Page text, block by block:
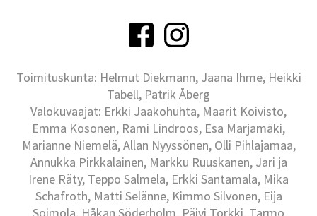
Toimituskunta: Helmut Diekmann, Jaana Ihme, Heikki
Tabell, Patrik Åberg
Valokuvaajat: Erkki Jaakohuhta, Maarit Koivisto,
Emma Kosonen, Rami Lindroos, Esa Marjamäki,
Marianne Niemelä, Allan Nyyssönen, Olli Pihlajamaa,
Annukka Pirkkalainen, Markku Ruuskanen, Jari ja
Irene Räty, Teppo Salmela, Erkki Santamala, Mika
Schafroth, Matti Selänne, Kimmo Silvonen, Eija